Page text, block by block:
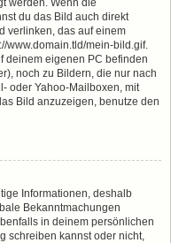
werden. Wenn die
du das Bild auch direkt
verlinken, das auf einem
www.domain.tld/mein-bild.gif.
deinem eigenen PC befinden
noch zu Bildern, die nur nach
oder Yahoo-Mailboxen, mit
Bild anzuzeigen, benutze den
Informationen, deshalb
Bekanntmachungen
in deinem persönlichen
schreiben kannst oder nicht,